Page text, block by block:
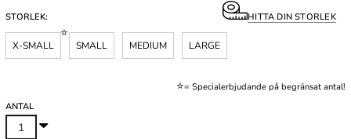
STORLEK: HITTA DIN STORLEK
X-SMALL SMALL MEDIUM LARGE
⭐= Specialerbjudande på begränsat antal!
ANTAL